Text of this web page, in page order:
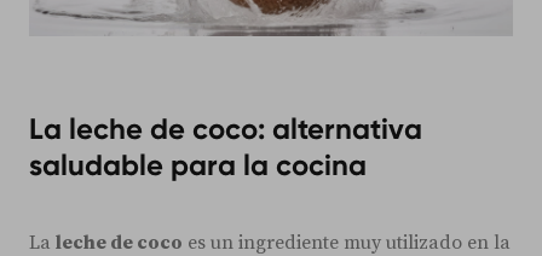
La leche de coco: alternativa
saludable para la cocina
La leche de coco es un ingrediente muy utilizado en la